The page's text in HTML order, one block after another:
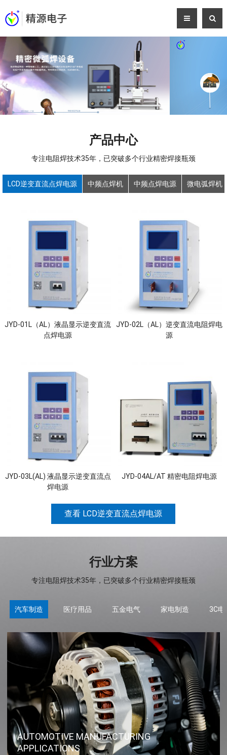
产品中心
专注电阻焊技术35年，已突破多个行业精密焊接瓶颈
LCD逆变直流点焊电源 中频点焊机 中频点焊电源 微电弧焊机
JYD-01L（AL）液晶显示逆变直流
点焊电源
JYD-02L（AL）逆变直流电阻焊电
源
JYD-03L(AL) 液晶显示逆变直流点
焊电源
JYD-04AL/AT 精密电阻焊电源
查看 LCD逆变直流点焊电源
行业方案
专注电阻焊技术35年，已突破多个行业精密焊接瓶颈
汽车制造 医疗用品 五金电气 家电制造 3C电
AUTOMOTIVE MANUFACTURING
APPLICATIONS